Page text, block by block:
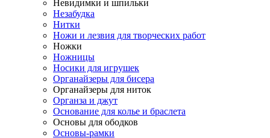
Невидимки и шпильки
Незабудка
Нитки
Ножи и лезвия для творческих работ
Ножки
Ножницы
Носики для игрушек
Органайзеры для бисера
Органайзеры для ниток
Органза и джут
Основание для колье и браслета
Основы для ободков
Основы-рамки